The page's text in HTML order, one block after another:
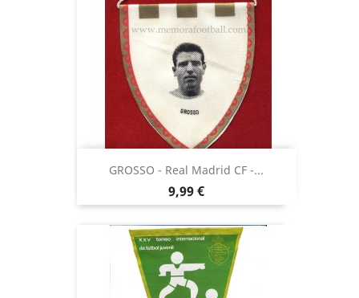
GROSSO - Real Madrid CF -...
Precio
9,99 €